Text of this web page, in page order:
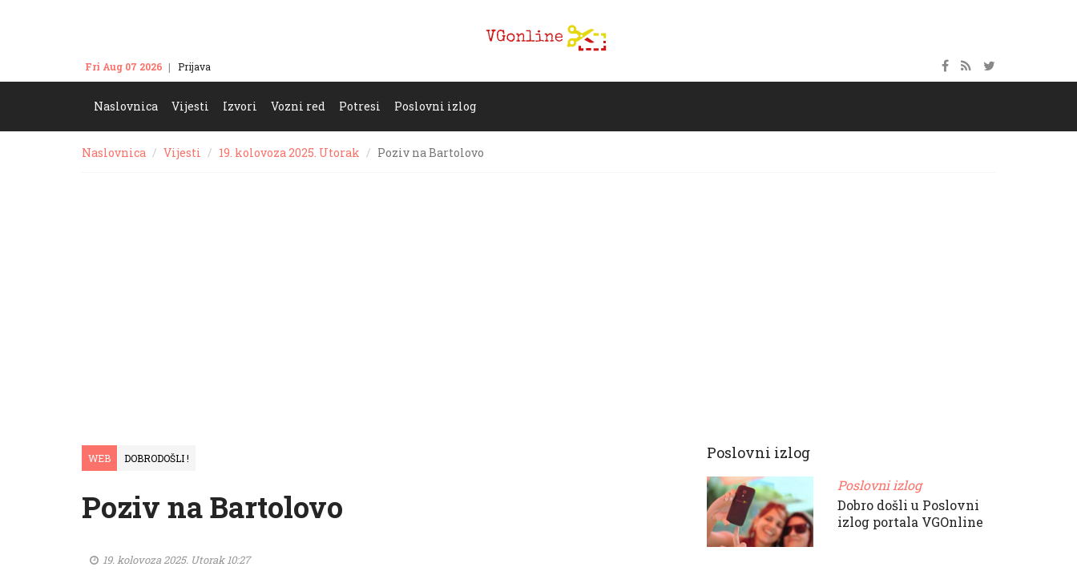
Fri Aug 07 2026 Prijava
Naslovnica Vijesti Izvori Vozni red Potresi Poslovni izlog
Naslovnica Vijesti 19. kolovoza 2025. Utorak Poziv na Bartolovo
WEB DOBRODOŠLI !
Poziv na Bartolovo
19. kolovoza 2025. Utorak 10:27
Poslovni izlog
Poslovni izlog
Dobro došli u Poslovni
izlog portala VGOnline